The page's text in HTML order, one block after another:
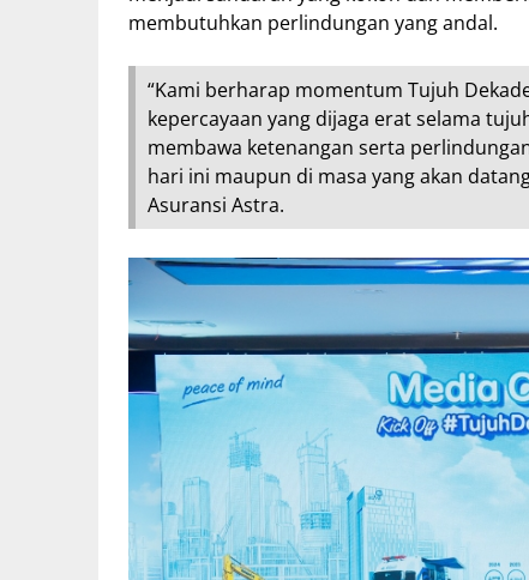
membutuhkan perlindungan yang andal.
“Kami berharap momentum Tujuh
kepercayaan yang dijaga erat selama
membawa ketenangan serta
hari ini maupun di masa yang akan
Asuransi Astra.